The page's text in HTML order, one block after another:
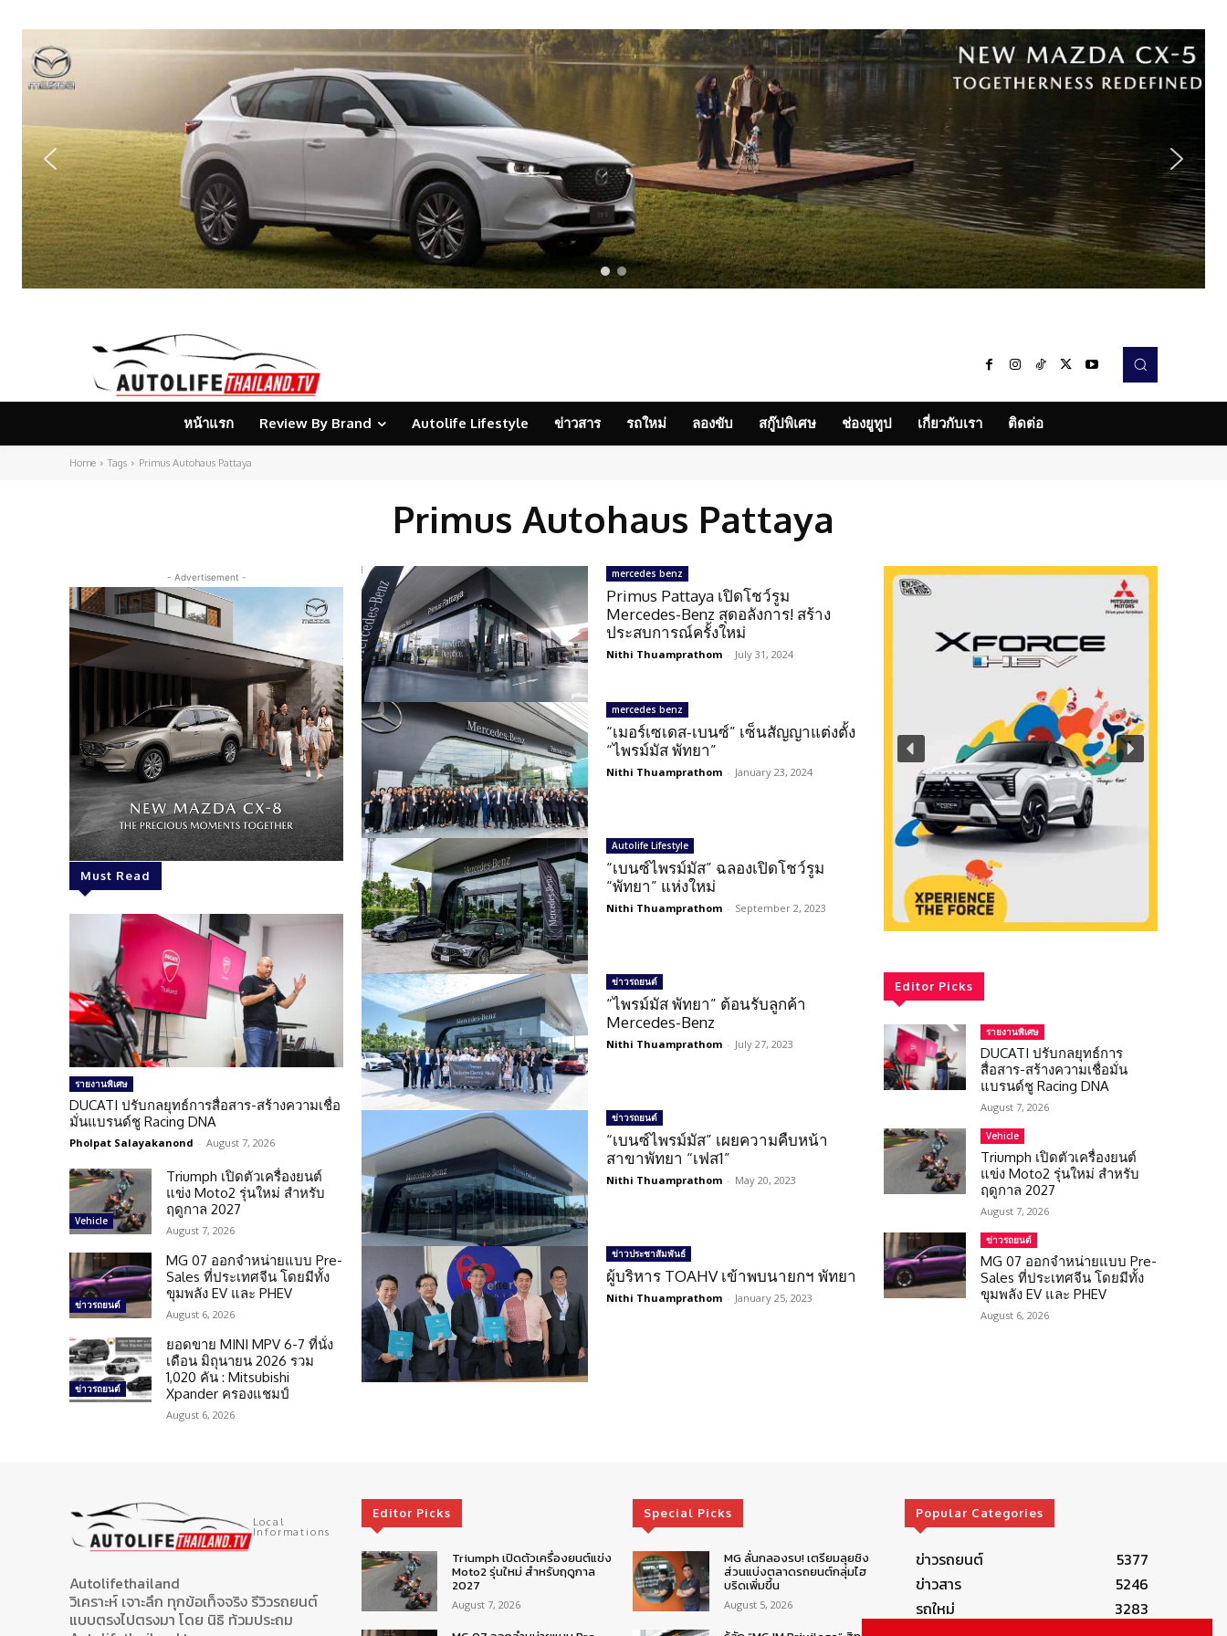
หน้าแรก Review By Brand Autolife Lifestyle ข่าวสาร รถใหม่ ลองขับ สกู๊ปพิเศษ ช่องยูทูป เกี่ยวกับเรา ติดต่อ
Home Tags Primus Autohaus Pattaya
Primus Autohaus Pattaya
- Advertisement -
Must Read
รายงานพิเศษ
DUCATI ปรับกลยุทธ์การสื่อสาร-สร้างความเชื่อ
มั่นแบรนด์ชู Racing DNA
Pholpat Salayakanond - August 7, 2026
Vehicle
Triumph เปิดตัวเครื่องยนต์
แข่ง Moto2 รุ่นใหม่ สำหรับ
ฤดูกาล 2027
August 7, 2026
ข่าวรถยนต์
MG 07 ออกจำหน่ายแบบ Pre-
Sales ที่ประเทศจีน โดยมีทั้ง
ขุมพลัง EV และ PHEV
August 6, 2026
ข่าวรถยนต์
ยอดขาย MINI MPV 6-7 ที่นั่ง
เดือน มิถุนายน 2026 รวม
1,020 คัน : Mitsubishi
Xpander ครองแชมป์
August 6, 2026
mercedes benz
Primus Pattaya เปิดโชว์รูม
Mercedes-Benz สุดอลังการ! สร้าง
ประสบการณ์ครั้งใหม่
Nithi Thuamprathom - July 31, 2024
mercedes benz
“เมอร์เซเดส-เบนซ์” เซ็นสัญญาแต่งตั้ง
“ไพรม์มัส พัทยา”
Nithi Thuamprathom - January 23, 2024
Autolife Lifestyle
“เบนซ์ไพรม์มัส” ฉลองเปิดโชว์รูม
“พัทยา” แห่งใหม่
Nithi Thuamprathom - September 2, 2023
ข่าวรถยนต์
“ไพรม์มัส พัทยา” ต้อนรับลูกค้า
Mercedes-Benz
Nithi Thuamprathom - July 27, 2023
ข่าวรถยนต์
“เบนซ์ไพรม์มัส” เผยความคืบหน้า
สาขาพัทยา “เฟส1”
Nithi Thuamprathom - May 20, 2023
ข่าวประชาสัมพันธ์
ผู้บริหาร TOAHV เข้าพบนายกฯ พัทยา
Nithi Thuamprathom - January 25, 2023
Editor Picks
รายงานพิเศษ
DUCATI ปรับกลยุทธ์การ
สื่อสาร-สร้างความเชื่อมั่น
แบรนด์ชู Racing DNA
August 7, 2026
Vehicle
Triumph เปิดตัวเครื่องยนต์
แข่ง Moto2 รุ่นใหม่ สำหรับ
ฤดูกาล 2027
August 7, 2026
ข่าวรถยนต์
MG 07 ออกจำหน่ายแบบ Pre-
Sales ที่ประเทศจีน โดยมีทั้ง
ขุมพลัง EV และ PHEV
August 6, 2026
Local
Informations
Autolifethailand
วิเคราะห์ เจาะลึก ทุกข้อเท็จจริง รีวิวรถยนต์
แบบตรงไปตรงมา โดย นิธิ ท้วมประถม
Editor Picks
Triumph เปิดตัวเครื่องยนต์แข่ง
Moto2 รุ่นใหม่ สำหรับฤดูกาล
2027
August 7, 2026
Special Picks
MG ลั่นกลองรบ! เตรียมลุยชิง
ส่วนแบ่งตลาดรถยนต์กลุ่มไฮ
บริดเพิ่มขึ้น
August 5, 2026
Popular Categories
ข่าวรถยนต์
5377
ข่าวสาร
5246
รถใหม่
3283